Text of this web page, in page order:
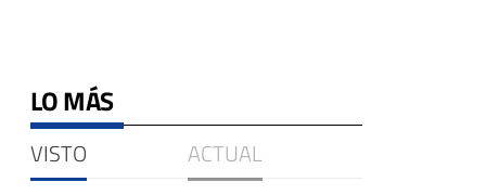
LO MÁS
VISTO ACTUAL